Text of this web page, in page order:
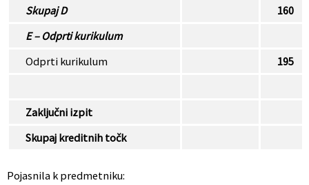
Skupaj D
160
E – Odprti kurikulum
Odprti kurikulum
195
Zaključni izpit
Skupaj kreditnih točk
Pojasnila k predmetniku: